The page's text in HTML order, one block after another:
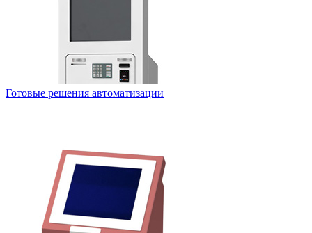
Готовые решения автоматизации